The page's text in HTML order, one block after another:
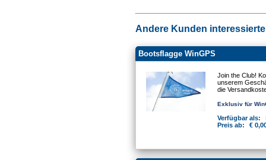
Andere Kunden
Bootsflagge WinGPS
Join the Club!
unserem
die
Exklusiv für
Verfügbar als:
Preis ab:
€